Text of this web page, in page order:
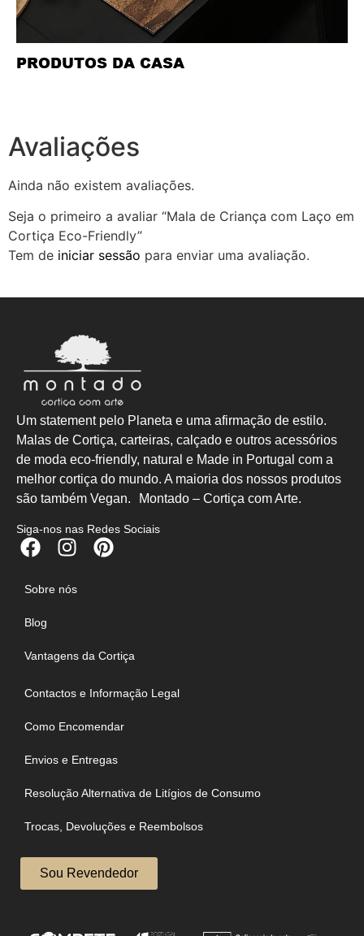
PRODUTOS DA CASA
Avaliações
Ainda não existem avaliações.
Seja o primeiro a avaliar “Mala de Criança com Laço em
Cortiça Eco-Friendly”
Tem de iniciar sessão para enviar uma avaliação.
Um statement pelo Planeta e uma afirmação de estilo.
Malas de Cortiça, carteiras, calçado e outros acessórios
de moda eco-friendly, natural e Made in Portugal com a
melhor cortiça do mundo. A maioria dos nossos produtos
são também Vegan. Montado – Cortiça com Arte.
Siga-nos nas Redes Sociais
Sobre nós
Blog
Vantagens da Cortiça
Contactos e Informação Legal
Como Encomendar
Envios e Entregas
Resolução Alternativa de Litígios de Consumo
Trocas, Devoluções e Reembolsos
Sou Revendedor